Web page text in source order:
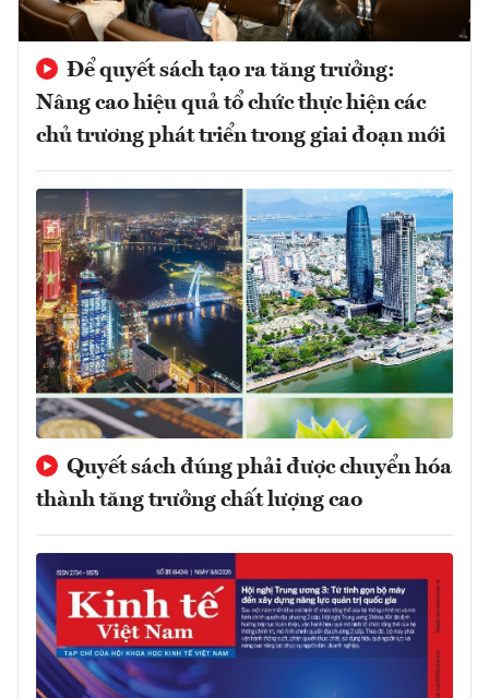
Để quyết sách tạo ra tăng trưởng:
Nâng cao hiệu quả tổ chức thực hiện các
chủ trương phát triển trong giai đoạn mới
Quyết sách đúng phải được chuyển hóa
thành tăng trưởng chất lượng cao